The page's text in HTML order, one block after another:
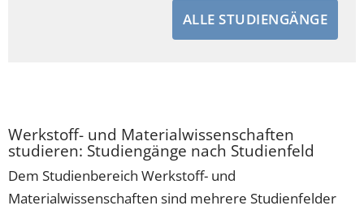
ALLE STUDIENGÄNGE
Werkstoff- und Materialwissenschaften
studieren: Studiengänge nach Studienfeld
Dem Studienbereich Werkstoff- und
Materialwissenschaften sind mehrere Studienfelder